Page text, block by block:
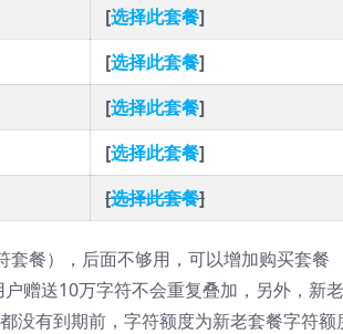
[选择此套餐]
[选择此套餐]
[选择此套餐]
[选择此套餐]
[选择此套餐]
餐），后面不够用，可以增加购买套餐
赠送10万字符不会重复叠加，另外，新
没有到期前，字符额度为新老套餐字符额